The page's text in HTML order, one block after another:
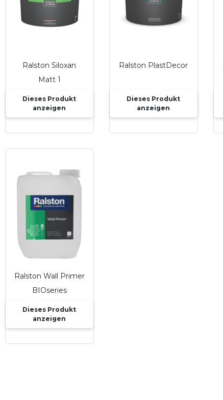
Ralston Siloxan
Matt 1
Dieses Produkt
anzeigen
Ralston PlastDecor
Dieses Produkt
anzeigen
Ralston Wall Primer
BIOseries
Dieses Produkt
anzeigen